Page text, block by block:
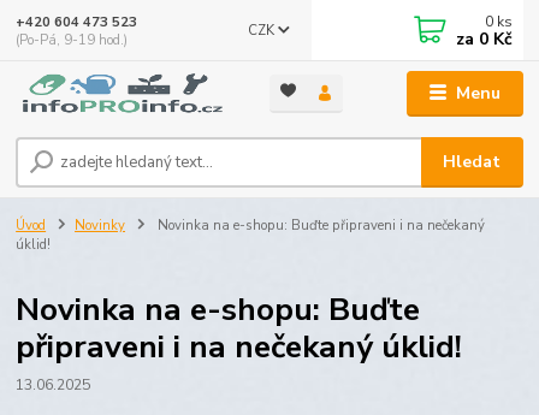
Menu
CZK
Hledat
+420 604 473 523
(Po-Pá, 9-19 hod.)
0 ks
za 0 Kč
Úvod Novinky
Novinka na e-shopu: Buďte připraveni i na nečekaný
úklid!
Novinka na e-shopu: Buďte
připraveni i na nečekaný úklid!
13.06.2025